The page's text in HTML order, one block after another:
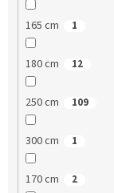
165 cm 1
180 cm 12
250 cm 109
300 cm 1
170 cm 2